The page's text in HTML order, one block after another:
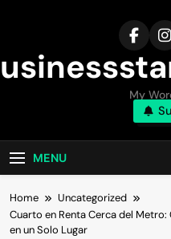
My
MENU
Home
Uncategorized
Cuarto en Renta Cerca del
en un Solo Lugar